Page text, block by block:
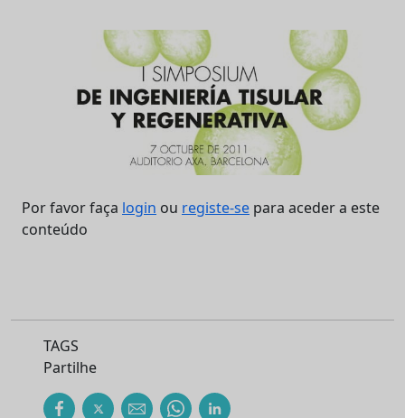
Por favor faça login ou registe-se para aceder a este
conteúdo
TAGS
Partilhe